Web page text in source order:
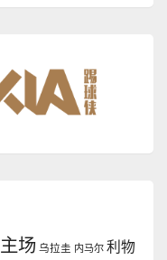
主场 乌拉圭 内马尔 利物